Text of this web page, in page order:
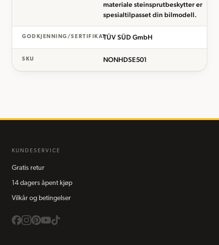
materiale steinsprutbeskytter er
spesialtilpasset din bilmodell.
GODKJENNING/SERTIFIKATTÜV SÜD GmbH
SKU NONHDSE501
KUNDESERVICE
Gratis retur
14 dagers åpent kjøp
Vilkår og betingelser